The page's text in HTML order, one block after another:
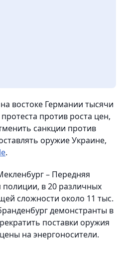
востоке Германии тысячи
против роста цен,
санкции против
оружие Украине,
.
– Передняя
в 20 различных
сложности около 11 тыс.
демонстранты в
поставки оружия
на энергоносители.